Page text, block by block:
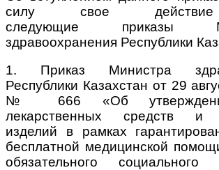
силу свое
следующие приказы
здравоохранения Республики
1. Приказ Министра
Республики Казахстан от 29
№ 666 «Об
лекарственных средств и
изделий в рамках
бесплатной медицинской
обязательного социального